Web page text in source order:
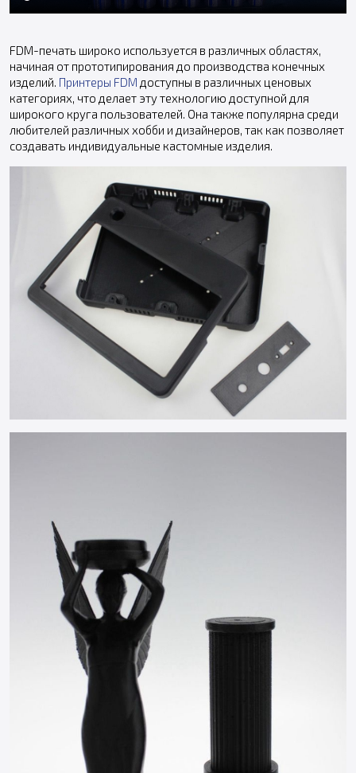
FDM-печать широко используется в различных областях,
начиная от прототипирования до производства конечных
изделий. Принтеры FDM доступны в различных ценовых
категориях, что делает эту технологию доступной для
широкого круга пользователей. Она также популярна среди
любителей различных хобби и дизайнеров, так как позволяет
создавать индивидуальные кастомные изделия.